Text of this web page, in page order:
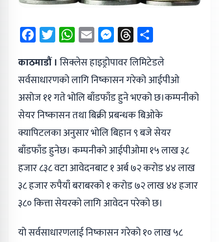
Facebook
Twitter
WhatsApp
EmailMessenger
Threads
काठमाडौं । सिक्लेस हाइड्रोपावर लिमिटेडले
सर्वसाधारणको लागि निष्कासन गरेको आईपीओ
असोज ११ गते भोलि बाँडफाँड हुने भएको छ।कम्पनीको
सेयर निष्कासन तथा बिक्री प्रबन्धक बिओके
क्यापिटलका अनुसार भोलि बिहान ९ बजे सेयर
बाँडफाँड हुनेछ। कम्पनीको आईपीओमा १५ लाख ३८
हजार ८३८ वटा आवेदनबाट १ अर्ब ७२ करोड ४४ लाख
३८ हजार रुपैयाँ बराबरको १ करोड ७२ लाख ४४ हजार
३८० कित्ता सेयरको लागि आवेदन परेको छ।
यो सर्वसाधारणलाई निष्कासन गरेको १० लाख ५८